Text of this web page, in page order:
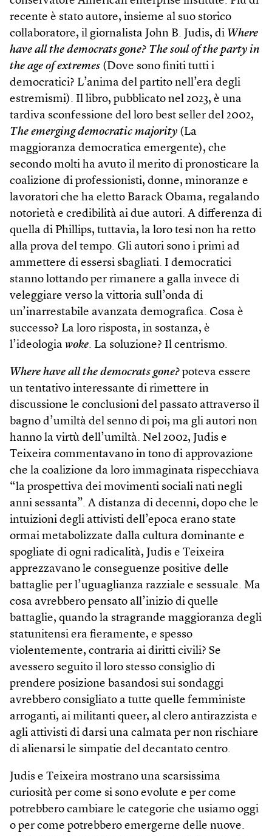
recente è stato autore, insieme al suo storico
collaboratore, il giornalista John B. Judis, di Where
have all the democrats gone? The soul of the party in
the age of extremes (Dove sono finiti tutti i
democratici? L’anima del partito nell’era degli
estremismi). Il libro, pubblicato nel 2023, è una
tardiva sconfessione del loro best seller del 2002,
The emerging democratic majority (La
maggioranza democratica emergente), che
secondo molti ha avuto il merito di pronosticare la
coalizione di professionisti, donne, minoranze e
lavoratori che ha eletto Barack Obama, regalando
notorietà e credibilità ai due autori. A differenza di
quella di Phillips, tuttavia, la loro tesi non ha retto
alla prova del tempo. Gli autori sono i primi ad
ammettere di essersi sbagliati. I democratici
stanno lottando per rimanere a galla invece di
veleggiare verso la vittoria sull’onda di
un’inarrestabile avanzata demografica. Cosa è
successo? La loro risposta, in sostanza, è
l’ideologia woke. La soluzione? Il centrismo.
Where have all the democrats gone? poteva essere
un tentativo interessante di rimettere in
discussione le conclusioni del passato attraverso il
bagno d’umiltà del senno di poi; ma gli autori non
hanno la virtù dell’umiltà. Nel 2002, Judis e
Teixeira commentavano in tono di approvazione
che la coalizione da loro immaginata rispecchiava
“la prospettiva dei movimenti sociali nati negli
anni sessanta”. A distanza di decenni, dopo che le
intuizioni degli attivisti dell’epoca erano state
ormai metabolizzate dalla cultura dominante e
spogliate di ogni radicalità, Judis e Teixeira
apprezzavano le conseguenze positive delle
battaglie per l’uguaglianza razziale e sessuale. Ma
cosa avrebbero pensato all’inizio di quelle
battaglie, quando la stragrande maggioranza degli
statunitensi era fieramente, e spesso
violentemente, contraria ai diritti civili? Se
avessero seguito il loro stesso consiglio di
prendere posizione basandosi sui sondaggi
avrebbero consigliato a tutte quelle femministe
arroganti, ai militanti queer, al clero antirazzista e
agli attivisti di darsi una calmata per non rischiare
di alienarsi le simpatie del decantato centro.
Judis e Teixeira mostrano una scarsissima
curiosità per come si sono evolute e per come
potrebbero cambiare le categorie che usiamo oggi
o per come potrebbero emergerne delle nuove.